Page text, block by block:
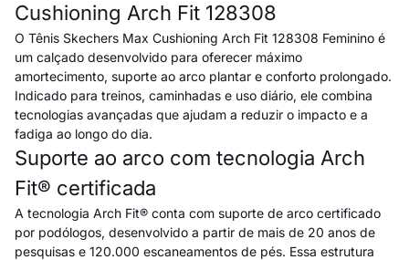
Cushioning Arch Fit 128308
O Tênis Skechers Max Cushioning Arch Fit 128308 Feminino é
um calçado desenvolvido para oferecer máximo
amortecimento, suporte ao arco plantar e conforto prolongado.
Indicado para treinos, caminhadas e uso diário, ele combina
tecnologias avançadas que ajudam a reduzir o impacto e a
fadiga ao longo do dia.
Suporte ao arco com tecnologia Arch
Fit® certificada
A tecnologia Arch Fit® conta com suporte de arco certificado
por podólogos, desenvolvido a partir de mais de 20 anos de
pesquisas e 120.000 escaneamentos de pés. Essa estrutura